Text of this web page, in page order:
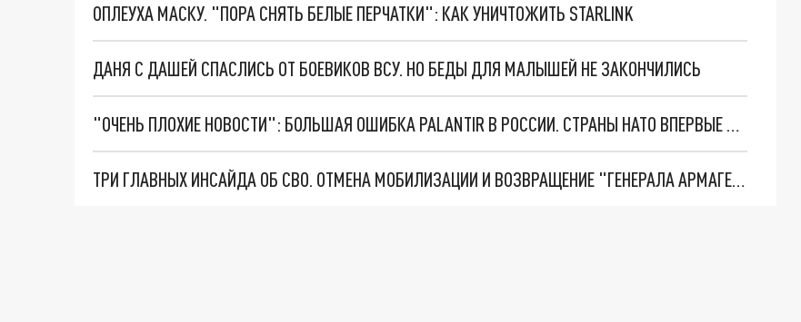
ОПЛЕУХА МАСКУ. "ПОРА СНЯТЬ БЕЛЫЕ ПЕРЧАТКИ": КАК УНИЧТОЖИТЬ STARLINK
ДАНЯ С ДАШЕЙ СПАСЛИСЬ ОТ БОЕВИКОВ ВСУ. НО БЕДЫ ДЛЯ МАЛЫШЕЙ НЕ ЗАКОНЧИЛИСЬ
"ОЧЕНЬ ПЛОХИЕ НОВОСТИ": БОЛЬШАЯ ОШИБКА PALANTIR В РОССИИ. СТРАНЫ НАТО ВПЕРВЫЕ ЗА СВО ОСТАНОВИЛИ ПОСТАВКИ ОРУЖИЯ. ВСУ ТЕРЯЮТ ПРИГРАНИЧЬЕ?
ТРИ ГЛАВНЫХ ИНСАЙДА ОБ СВО. ОТМЕНА МОБИЛИЗАЦИИ И ВОЗВРАЩЕНИЕ "ГЕНЕРАЛА АРМАГЕДДОНА"? ОТЛИЧНЫЕ НОВОСТИ, КОТОРЫЕ ЖДАЛИ ВСЕ